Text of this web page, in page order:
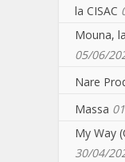
la CISAC
Mouna,
05/06/
Nare
Massa
My Way
30/04/